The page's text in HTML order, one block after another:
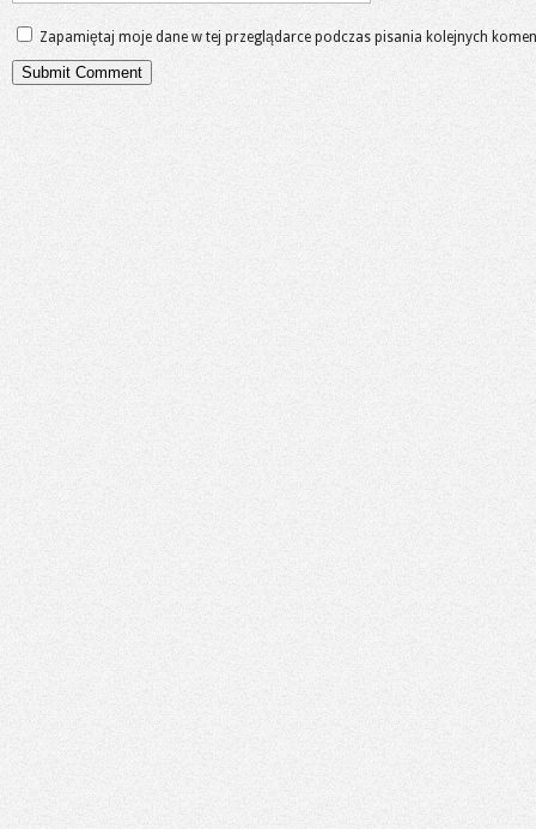
Zapamiętaj moje dane w tej przeglądarce podczas pisania kolejnych